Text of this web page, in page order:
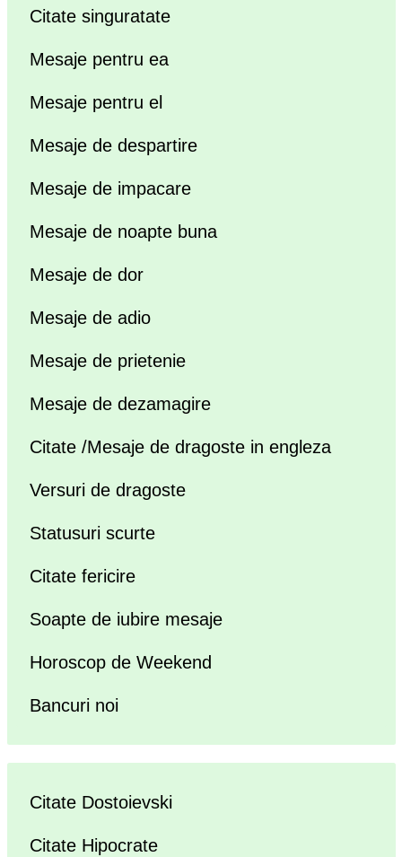
Citate singuratate
Mesaje pentru ea
Mesaje pentru el
Mesaje de despartire
Mesaje de impacare
Mesaje de noapte buna
Mesaje de dor
Mesaje de adio
Mesaje de prietenie
Mesaje de dezamagire
Citate /Mesaje de dragoste in engleza
Versuri de dragoste
Statusuri scurte
Citate fericire
Soapte de iubire mesaje
Horoscop de Weekend
Bancuri noi
Citate Dostoievski
Citate Hipocrate